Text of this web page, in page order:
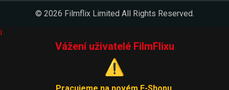
© 2026 Filmflix Limited All Rights Reserved.
i
Vážení uživatelé FilmFlixu
⚠️